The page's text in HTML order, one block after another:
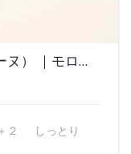
焼き菓子 3個入セット （マドレーヌ） ｜モロゾフエクラ
２ しっとり